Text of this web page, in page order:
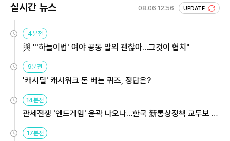
실시간 뉴스 08.06 12:56 UPDATE
4분전
與 "'하늘이법' 여야 공동 발의 괜찮아…그것이 협치"
9분전
'캐시딜' 캐시워크 돈 버는 퀴즈, 정답은?
14분전
관세전쟁 '엔드게임' 윤곽 나오나…한국 新통상정책 교두보 활
17분전